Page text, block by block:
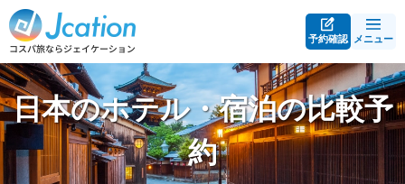
予約確認 メニュー
日本のホテル・宿泊の比較予
約